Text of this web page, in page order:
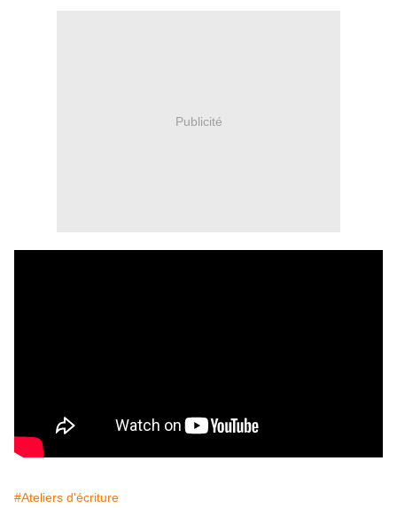
Publicité
#Ateliers d'écriture